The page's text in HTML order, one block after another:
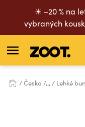
☀ –20 % na
vybraných
Česko ... Lehké